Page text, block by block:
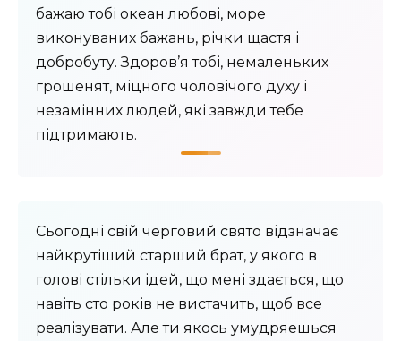
бажаю тобі океан любові, море
виконуваних бажань, річки щастя і
добробуту. Здоров’я тобі, немаленьких
грошенят, міцного чоловічого духу і
незамінних людей, які завжди тебе
підтримають.
Сьогодні свій черговий свято відзначає
найкрутіший старший брат, у якого в
голові стільки ідей, що мені здається, що
навіть сто років не вистачить, щоб все
реалізувати. Але ти якось умудряешься